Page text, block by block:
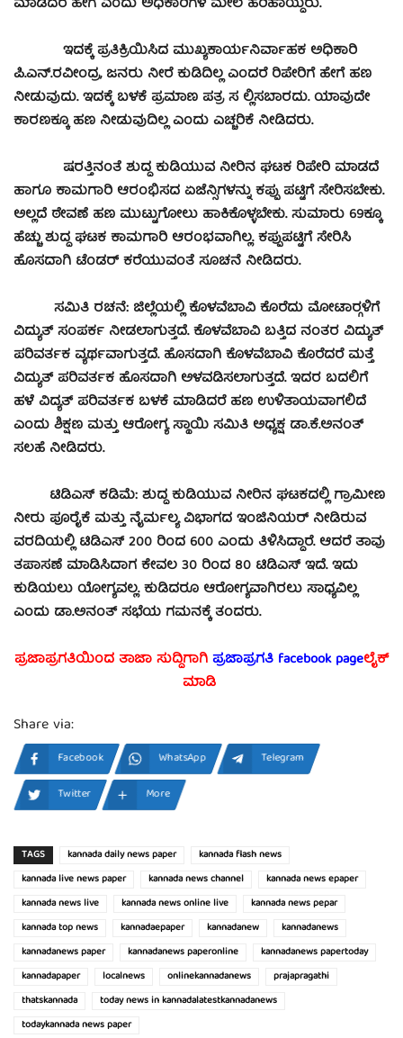
ಮಾಡಿದರೆ ಹೇಗೆ ಎಂದು ಅಧಿಕಾರಿಗಳ ಮೇಲೆ ಹರಿಹಾಯ್ದರು.
ಇದಕ್ಕೆ ಪ್ರತಿಕ್ರಿಯಿಸಿದ ಮುಖ್ಯಕಾರ್ಯನಿರ್ವಾಹಕ ಅಧಿಕಾರಿ
ಪಿ.ಎನ್.ರವೀಂದ್ರ, ಜನರು ನೀರೆ ಕುಡಿದಿಲ್ಲ ಎಂದರೆ ರಿಪೇರಿಗೆ ಹೇಗೆ ಹಣ
ನೀಡುವುದು. ಇದಕ್ಕೆ ಬಳಕೆ ಪ್ರಮಾಣ ಪತ್ರ ಸ ಲ್ಲಿಸಬಾರದು. ಯಾವುದೇ
ಕಾರಣಕ್ಕೂ ಹಣ ನೀಡುವುದಿಲ್ಲ ಎಂದು ಎಚ್ಚರಿಕೆ ನೀಡಿದರು.
ಷರತ್ತಿನಂತೆ ಶುದ್ದ ಕುಡಿಯುವ ನೀರಿನ ಘಟಕ ರಿಪೇರಿ ಮಾಡದೆ
ಹಾಗೂ ಕಾಮಗಾರಿ ಆರಂಭಿಸದ ಏಜೆನ್ಸಿಗಳನ್ನು ಕಪ್ಪು ಪಟ್ಟಿಗೆ ಸೇರಿಸಬೇಕು.
ಅಲ್ಲದೆ ಠೇವಣೆ ಹಣ ಮುಟ್ಟುಗೋಲು ಹಾಕಿಕೊಳ್ಳಬೇಕು. ಸುಮಾರು 69ಕ್ಕೂ
ಹೆಚ್ಚು ಶುದ್ದ ಘಟಕ ಕಾಮಗಾರಿ ಆರಂಭವಾಗಿಲ್ಲ. ಕಪ್ಪುಪಟ್ಟಿಗೆ ಸೇರಿಸಿ
ಹೊಸದಾಗಿ ಟೆಂಡರ್ ಕರೆಯುವಂತೆ ಸೂಚನೆ ನೀಡಿದರು.
ಸಮಿತಿ ರಚನೆ: ಜಿಲ್ಲೆಯಲ್ಲಿ ಕೊಳವೆಬಾವಿ ಕೊರೆದು ಮೋಟಾರ್‍ಗಳಿಗೆ
ವಿದ್ಯುತ್ ಸಂಪರ್ಕ ನೀಡಲಾಗುತ್ತದೆ. ಕೊಳವೆಬಾವಿ ಬತ್ತಿದ ನಂತರ ವಿದ್ಯುತ್
ಪರಿವರ್ತಕ ವ್ಯರ್ಥವಾಗುತ್ತದೆ. ಹೊಸದಾಗಿ ಕೊಳವೆಬಾವಿ ಕೊರೆದರೆ ಮತ್ತೆ
ವಿದ್ಯುತ್ ಪರಿವರ್ತಕ ಹೊಸದಾಗಿ ಅಳವಡಿಸಲಾಗುತ್ತದೆ. ಇದರ ಬದಲಿಗೆ
ಹಳೆ ವಿದ್ಯತ್ ಪರಿವರ್ತಕ ಬಳಕೆ ಮಾಡಿದರೆ ಹಣ ಉಳಿತಾಯವಾಗಲಿದೆ
ಎಂದು ಶಿಕ್ಷಣ ಮತ್ತು ಆರೋಗ್ಯ ಸ್ಥಾಯಿ ಸಮಿತಿ ಅಧ್ಯಕ್ಷ ಡಾ.ಕೆ.ಅನಂತ್
ಸಲಹೆ ನೀಡಿದರು.
ಟಿಡಿಎಸ್ ಕಡಿಮೆ: ಶುದ್ದ ಕುಡಿಯುವ ನೀರಿನ ಘಟಕದಲ್ಲಿ ಗ್ರಾಮೀಣ
ನೀರು ಪೂರೈಕೆ ಮತ್ತು ನೈರ್ಮಲ್ಯ ವಿಭಾಗದ ಇಂಜಿನಿಯರ್ ನೀಡಿರುವ
ವರದಿಯಲ್ಲಿ ಟಿಡಿಎಸ್ 200 ರಿಂದ 600 ಎಂದು ತಿಳಿಸಿದ್ದಾರೆ. ಆದರೆ ತಾವು
ತಪಾಸಣೆ ಮಾಡಿಸಿದಾಗ ಕೇವಲ 30 ರಿಂದ 80 ಟಿಡಿಎಸ್ ಇದೆ. ಇದು
ಕುಡಿಯಲು ಯೋಗ್ಯವಲ್ಲ. ಕುಡಿದರೂ ಆರೋಗ್ಯವಾಗಿರಲು ಸಾಧ್ಯವಿಲ್ಲ
ಎಂದು ಡಾ.ಅನಂತ್ ಸಭೆಯ ಗಮನಕ್ಕೆ ತಂದರು.
ಪ್ರಜಾಪ್ರಗತಿಯಿಂದ ತಾಜಾ ಸುದ್ದಿಗಾಗಿಪ್ರಜಾಪ್ರಗತಿ facebook pageಲೈಕ್
ಮಾಡಿ
Share via:
Facebook WhatsApp
Telegram
Twitter
More
TAGS kannada daily news paper
kannada flash news
kannada live news paper
kannada news channel
kannada news epaper
kannada news live
kannada news online live
kannada news pepar
kannada top news
kannadaepaper kannadanew
kannadanews
kannadanews paper
kannadanews paperonline
kannadanews papertoday
kannadapaper
localnews onlinekannadanews
prajapragathi
thatskannada
today news in kannadalatestkannadanews
todaykannada news paper